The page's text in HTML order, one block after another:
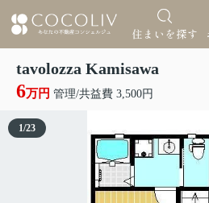
tavolozza Kamisawa
6万円 管理/共益費 3,500円
1/23